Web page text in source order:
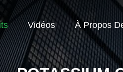
Vidéos À Propos